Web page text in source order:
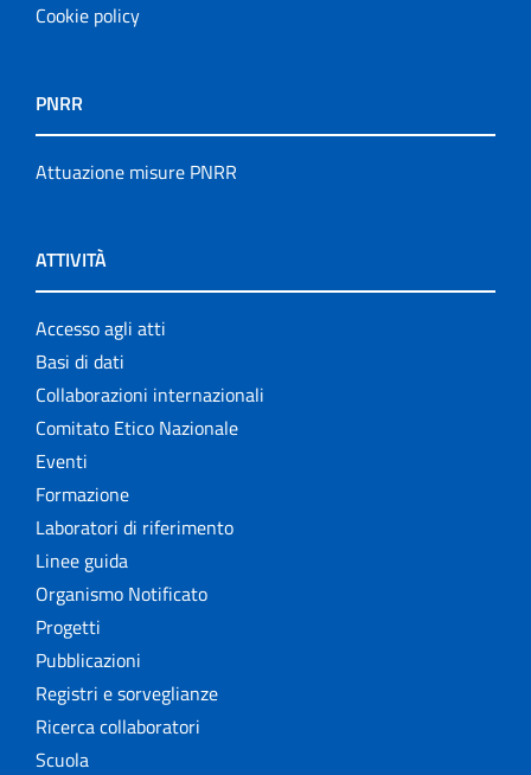
Cookie policy
PNRR
Attuazione misure PNRR
ATTIVITÀ
Accesso agli atti
Basi di dati
Collaborazioni internazionali
Comitato Etico Nazionale
Eventi
Formazione
Laboratori di riferimento
Linee guida
Organismo Notificato
Progetti
Pubblicazioni
Registri e sorveglianze
Ricerca collaboratori
Scuola